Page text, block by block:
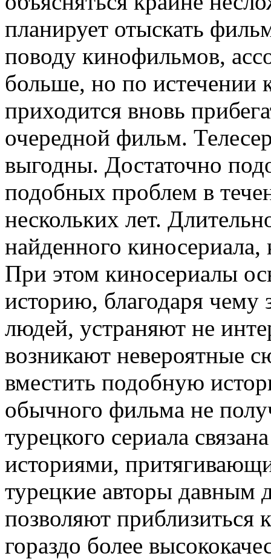
планирует отыскать
поводу кинофильмов,
больше, но по истечении
приходится вновь
очередной фильм.
выгодны. Достаточно
подобных проблем в
нескольких лет.
найденного киносериала,
При этом киносериалы
историю, благодаря чему
людей, устраняют не
возникают невероятные
вместить подобную
обычного фильма не
турецкого сериала
историями,
турецкие авторы давным
позволяют приблизиться
гораздо более